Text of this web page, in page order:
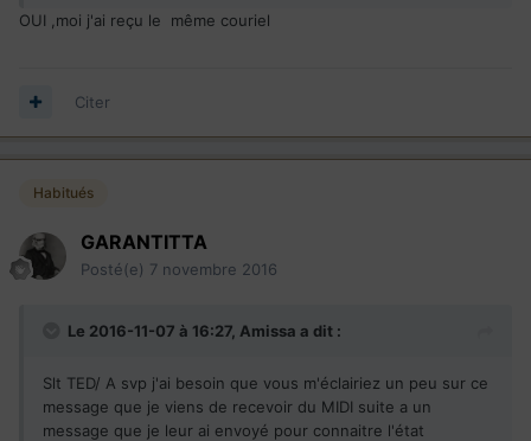
OUI ,moi j'ai reçu le même couriel
Citer
Habitués
GARANTITTA
Posté(e) 7 novembre 2016
Le 2016-11-07 à 16:27, Amissa a dit :
Slt TED/ A svp j'ai besoin que vous m'éclairiez un peu sur ce
message que je viens de recevoir du MIDI suite a un
message que je leur ai envoyé pour connaitre l'état